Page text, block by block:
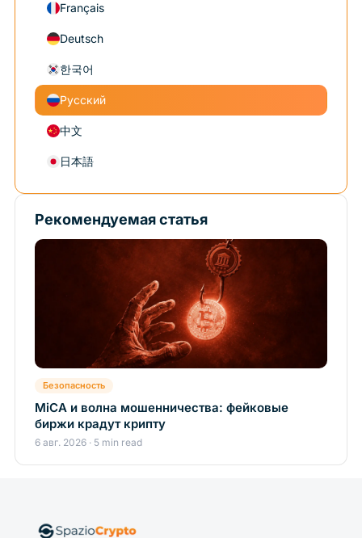
Français
Deutsch
한국어
Русский
中文
日本語
Рекомендуемая статья
Безопасность
MiCA и волна мошенничества: фейковые
биржи крадут крипту
6 авг. 2026 · 5 min read